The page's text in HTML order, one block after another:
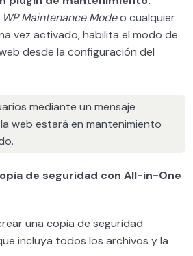
mes como
0/5
ilimitados
eres diseñador web
WordPress
avanzados 0/5
–
0/2
WP Maintenance Modeo cualquier
vez activado, habilita el modo de
desde la configuración del
mediante un mensaje
web estará en mantenimiento
de seguridad con All-in-One
una copia de seguridad
incluya todos los archivos y la